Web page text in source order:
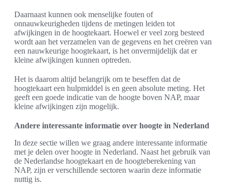
Daarnaast kunnen ook menselijke fouten of
onnauwkeurigheden tijdens de metingen leiden tot
afwijkingen in de hoogtekaart. Hoewel er veel zorg besteed
wordt aan het verzamelen van de gegevens en het creëren van
een nauwkeurige hoogtekaart, is het onvermijdelijk dat er
kleine afwijkingen kunnen optreden.
Het is daarom altijd belangrijk om te beseffen dat de
hoogtekaart een hulpmiddel is en geen absolute meting. Het
geeft een goede indicatie van de hoogte boven NAP, maar
kleine afwijkingen zijn mogelijk.
Andere interessante informatie over hoogte in Nederland
In deze sectie willen we graag andere interessante informatie
met je delen over hoogte in Nederland. Naast het gebruik van
de Nederlandse hoogtekaart en de hoogteberekening van
NAP, zijn er verschillende sectoren waarin deze informatie
nuttig is.